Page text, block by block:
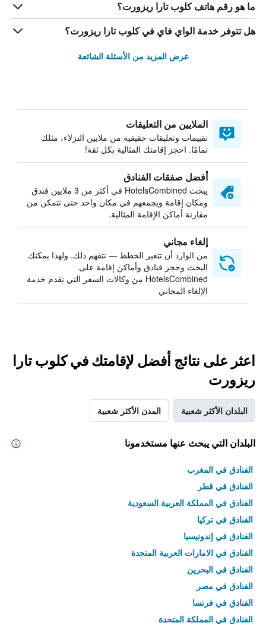
ما هو رقم هاتف كلوب تارا ريزورت؟
هل تتوفر خدمة الواي فاي في كلوب تارا ريزورت؟
عرض المزيد من الأسئلة الشائعة
الملايين من التعليقات
تقييمات وتعليقات حقيقية من ملايين النزلاء، مثلك
تمامًا. احجز إقامتك المثالية بكل ثقة!
أفضل صفقات الفنادق
يبحث HotelsCombined في أكثر من 3 ملايين فندق
ومكان إقامة ويجمعهم في مكان واحد حتى تتمكن من
مقارنة أماكن الإقامة المثالية.
إلغاء مجاني
من الوارد أن تتغير الخطط — نتفهم ذلك. ولهذا يمكنك
البحث وحجز فنادق وأماكن إقامة على
HotelsCombined من وكالات السفر التي تقدم خدمة
الإلغاء المجاني
اعثر على نتائج أفضل لإقامتك في كلوب تارا
ريزورت
البلدان الأكثر شعبية المدن الأكثر شعبية
البلدان التي يبحث عنها مستخدمونا
الفنادق في المغرب
الفنادق في قطر
الفنادق في المملكة العربية السعودية
الفنادق في تركيا
الفنادق في إندونيسيا
الفنادق في الامارات العربية المتحدة
الفنادق في البحرين
الفنادق في مصر
الفنادق في فرنسا
الفنادق في المملكة المتحدة